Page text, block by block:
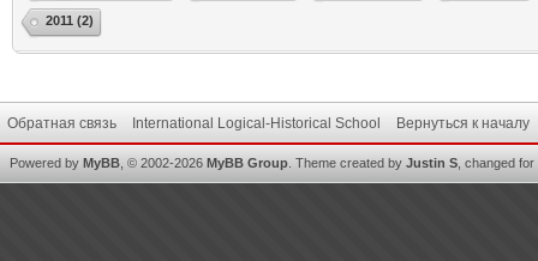
2011 (2)
Обратная связь International Logical-Historical School Вернуться к началу
Powered by MyBB , © 2002-2026 MyBB Group Theme created by Justin S , changed